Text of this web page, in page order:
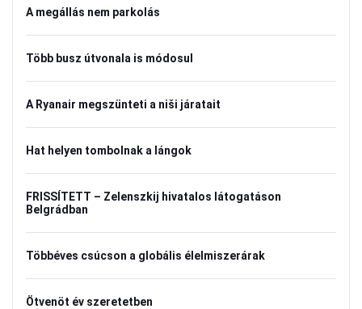
A megállás nem parkolás
Több busz útvonala is módosul
A Ryanair megszünteti a niši járatait
Hat helyen tombolnak a lángok
FRISSÍTETT – Zelenszkij hivatalos látogatáson
Belgrádban
Többéves csúcson a globális élelmiszerárak
Ötvenöt év szeretetben